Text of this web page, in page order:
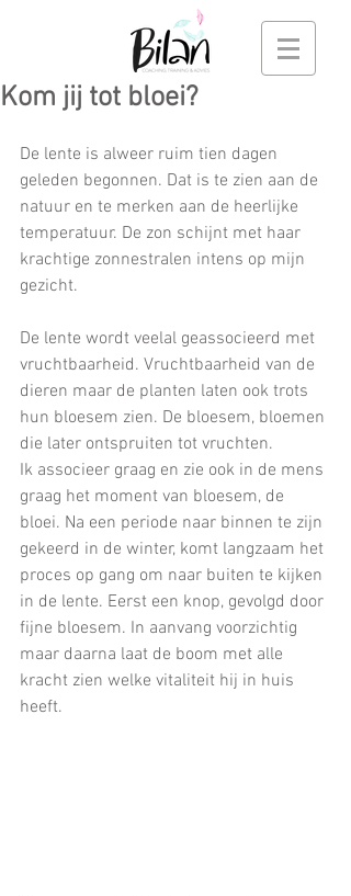
Kom jij tot bloei?
De lente is alweer ruim tien dagen
geleden begonnen. Dat is te zien aan de
natuur en te merken aan de heerlijke
temperatuur. De zon schijnt met haar
krachtige zonnestralen intens op mijn
gezicht.
De lente wordt veelal geassocieerd met
vruchtbaarheid. Vruchtbaarheid van de
dieren maar de planten laten ook trots
hun bloesem zien. De bloesem, bloemen
die later ontspruiten tot vruchten.
Ik associeer graag en zie ook in de mens
graag het moment van bloesem, de
bloei. Na een periode naar binnen te zijn
gekeerd in de winter, komt langzaam het
proces op gang om naar buiten te kijken
in de lente. Eerst een knop, gevolgd door
fijne bloesem. In aanvang voorzichtig
maar daarna laat de boom met alle
kracht zien welke vitaliteit hij in huis
heeft.